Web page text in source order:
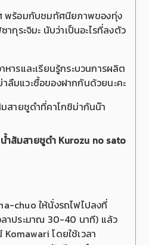
พร้อมกับชมทัศนียภาพของทุ่ง
กุระจิมะ นับว่าเป็นอะไรที่ลงตัว
ารและเรียนรู้กระบวนการผลิต
ลืมแวะซื้อของฝากกันด้วยนะคะ
มสายชูดำที่คาโกชิม่ากันน๊า
ำส้มสายชูดำ Kurozu no sato
chuo ให้นั่งรถไฟไปลงที่
ลาประมาณ 30-40 นาที) แล้ว
โดยใช้เวลา